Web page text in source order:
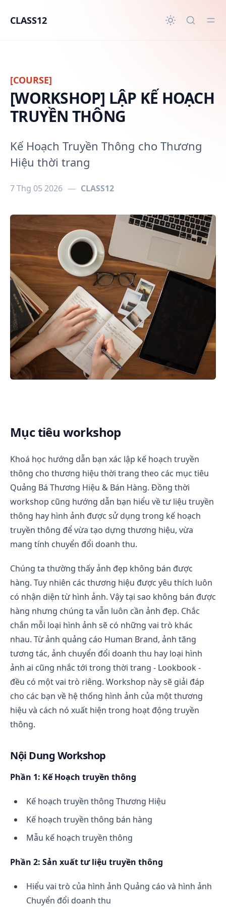
CLASS12
[COURSE]
[WORKSHOP] LẬP KẾ HOẠCH
TRUYỀN THÔNG
Kế Hoạch Truyền Thông cho Thương
Hiệu thời trang
7 Thg 05 2026 — CLASS12
[WORKSHOP] LẬP KẾ HOẠCH TRUYỀN THÔNG
Mục tiêu workshop
Khoá học hướng dẫn bạn xác lập kế hoạch truyền
thông cho thương hiệu thời trang theo các mục tiêu
Quảng Bá Thương Hiệu & Bán Hàng. Đồng thời
workshop cũng hướng dẫn bạn hiểu về tư liệu truyền
thông hay hình ảnh được sử dụng trong kế hoạch
truyền thông để vừa tạo dựng thương hiệu, vừa
mang tính chuyển đổi doanh thu.
Chúng ta thường thấy ảnh đẹp không bán được
hàng. Tuy nhiên các thương hiệu được yêu thích luôn
có nhận diện từ hình ảnh. Vậy tại sao không bán được
hàng nhưng chúng ta vẫn luôn cần ảnh đẹp. Chắc
chắn mỗi loại hình ảnh sẽ có những vai trò khác
nhau. Từ ảnh quảng cáo Human Brand, ảnh tăng
tương tác, ảnh chuyển đổi doanh thu hay loại hình
ảnh ai cũng nhắc tới trong thời trang - Lookbook -
đều có một vai trò riêng. Workshop này sẽ giải đáp
cho các bạn về hệ thống hình ảnh của một thương
hiệu và cách nó xuất hiện trong hoạt động truyền
thông.
Nội Dung Workshop
Phần 1: Kế Hoạch truyền thông
Kế hoạch truyền thông Thương Hiệu
Kế hoạch truyền thông bán hàng
Mẫu kế hoạch truyền thông
Phần 2: Sản xuất tư liệu truyền thông
Hiểu vai trò của hình ảnh Quảng cáo và hình ảnh
Chuyển đổi doanh thu